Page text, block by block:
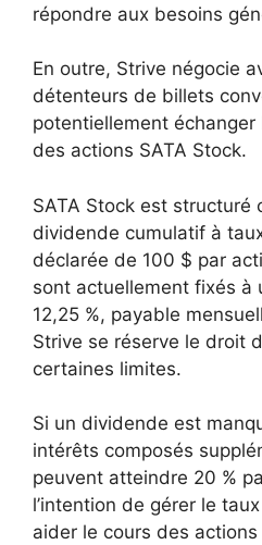
répondre aux besoins
En outre, Strive négocie
détenteurs de billets
potentiellement
des actions SATA Stock.
SATA Stock est structuré
dividende cumulatif à
déclarée de 100 $ par
sont actuellement fixés à
12,25 %, payable
Strive se réserve le droit
certaines limites.
Si un dividende est
intérêts composés
peuvent atteindre 20 %
l’intention de gérer le
aider le cours des